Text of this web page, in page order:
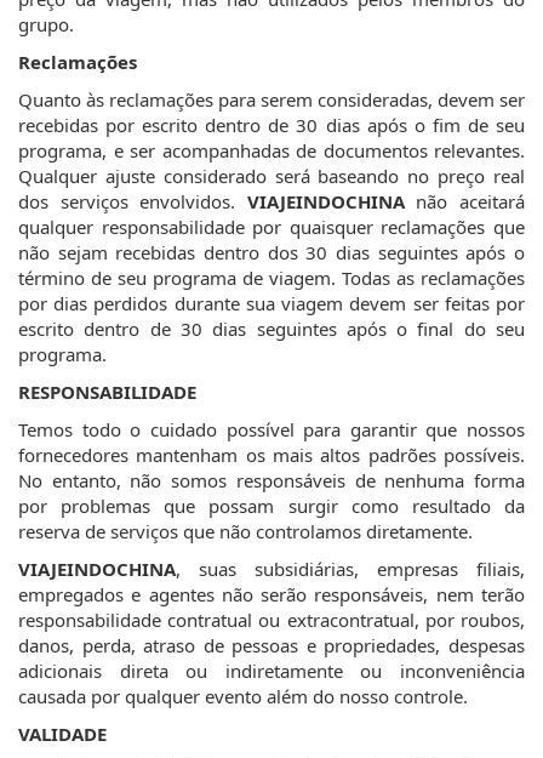
grupo.
Reclamações
Quanto às reclamações para serem consideradas, devem ser
recebidas por escrito dentro de 30 dias após o fim de seu
programa, e ser acompanhadas de documentos relevantes.
Qualquer ajuste considerado será baseando no preço real
dos serviços envolvidos. VIAJEINDOCHINAnão aceitará
qualquer responsabilidade por quaisquer reclamações que
não sejam recebidas dentro dos 30 dias seguintes após o
término de seu programa de viagem. Todas as reclamações
por dias perdidos durante sua viagem devem ser feitas por
escrito dentro de 30 dias seguintes após o final do seu
programa.
RESPONSABILIDADE
Temos todo o cuidado possível para garantir que nossos
fornecedores mantenham os mais altos padrões possíveis.
No entanto, não somos responsáveis de nenhuma forma
por problemas que possam surgir como resultado da
reserva de serviços que não controlamos diretamente.
VIAJEINDOCHINA, suas subsidiárias, empresas filiais,
empregados e agentes não serão responsáveis, nem terão
responsabilidade contratual ou extracontratual, por roubos,
danos, perda, atraso de pessoas e propriedades, despesas
adicionais direta ou indiretamente ou inconveniência
causada por qualquer evento além do nosso controle.
VALIDADE